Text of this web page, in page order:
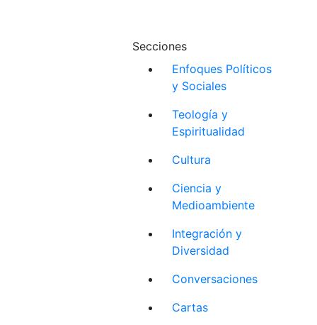
Secciones
Enfoques Políticos
y Sociales
Teología y
Espiritualidad
Cultura
Ciencia y
Medioambiente
Integración y
Diversidad
Conversaciones
Cartas